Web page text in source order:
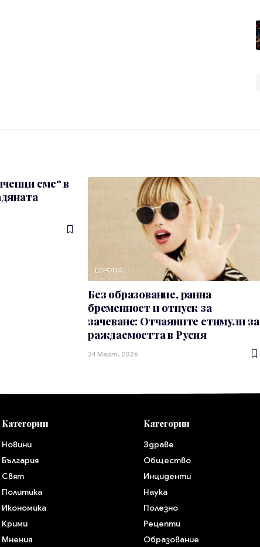
сме“ в
ЕВРОПА
Без образование, ранна
бременност и отпуск за
зачеване: Отчаяните стимули за
раждаемостта в Русия
24 Март, 2026
Категории
Новини
България
Свят
Политика
Икономика
Крими
Мнения
Категории
Здраве
Общество
Инциденти
Наука
Полезно
Рецепти
Образование